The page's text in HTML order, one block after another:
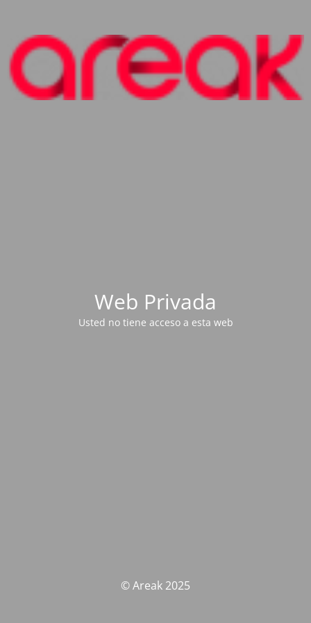
Web Privada
Usted no tiene acceso a esta web
© Areak 2025